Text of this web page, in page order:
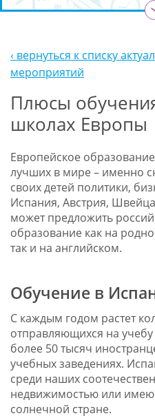
‹ вернуться к списку
мероприятий
Плюсы
школах Европы
Европейское
лучших в мире – именно
своих детей политики,
Испания, Австрия,
может предложить
образование как на
так и на английском.
Обучение в
С каждым годом растет
отправляющихся на
более 50 тысяч
учебных заведениях.
среди наших
недвижимостью или
солнечной стране.